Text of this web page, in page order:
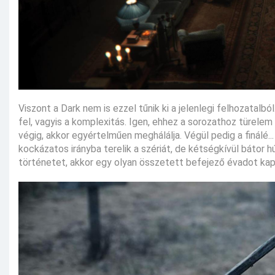
Viszont a Dark nem is ezzel tűnik ki a jelenlegi
fel, vagyis a komplexitás. Igen, ehhez a sorozathoz
végig, akkor egyértelműen meghálálja. Végül pedig a
kockázatos irányba terelik a szériát, de kétségkívül bátor
történetet, akkor egy olyan összetett befejező évadot